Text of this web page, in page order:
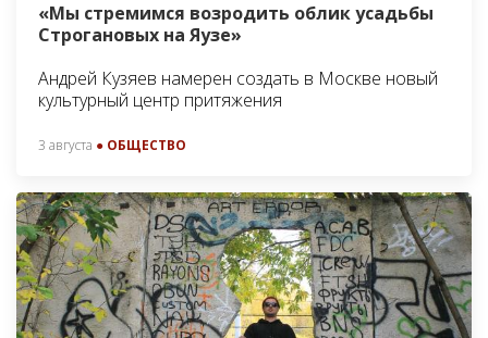
«Мы стремимся возродить облик усадьбы
Строгановых на Яузе»
Андрей Кузяев намерен создать в Москве новый
культурный центр притяжения
3 августа ● ОБЩЕСТВО